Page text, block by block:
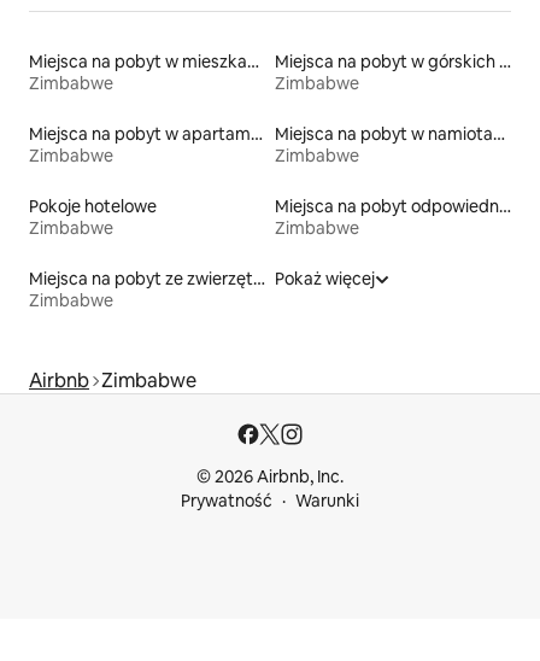
Miejsca na pobyt w mieszkaniach
Zimbabwe
Miejsca na pobyt w górskich chatach
Zimbabwe
Miejsca na pobyt w apartamentach z obsługą
Zimbabwe
Miejsca na pobyt w namiotach
Zimbabwe
Pokoje hotelowe
Zimbabwe
Miejsca na pobyt odpowiednie dla rodzin
Zimbabwe
Miejsca na pobyt ze zwierzętami
Zimbabwe
Pokaż więcej
Airbnb Zimbabwe
© 2026 Airbnb, Inc.
Prywatność
Warunki